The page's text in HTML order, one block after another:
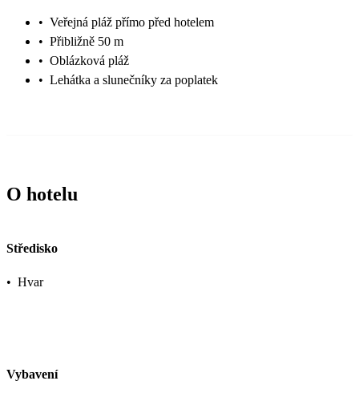
• Veřejná pláž přímo před hotelem
• Přibližně 50 m
• Oblázková pláž
• Lehátka a slunečníky za poplatek
O hotelu
Středisko
• Hvar
Vybavení